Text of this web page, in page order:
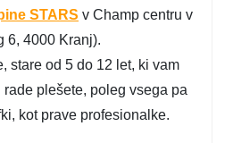
STARS v Champ centru v
6, 4000 Kranj).
stare od 5 do 12 let, ki vam
plešete, poleg vsega pa
kot prave profesionalke.